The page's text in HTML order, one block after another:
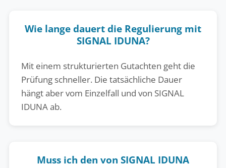
Wie lange dauert die Regulierung mit
SIGNAL IDUNA?
Mit einem strukturierten Gutachten geht die
Prüfung schneller. Die tatsächliche Dauer
hängt aber vom Einzelfall und von SIGNAL
IDUNA ab.
Muss ich den von SIGNAL IDUNA